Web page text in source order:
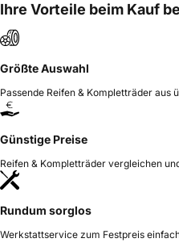
Ihre Vorteile beim Kauf
Größte Auswahl
Passende Reifen & Kompletträder aus
Günstige Preise
Reifen & Kompletträder vergleichen
Rundum sorglos
Werkstattservice zum Festpreis